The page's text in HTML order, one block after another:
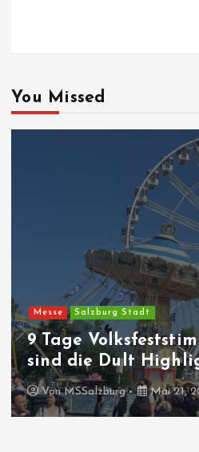
You Missed
Messe Salzburg Stadt
9 Tage
sind die Dult
VonMSSalzburg Mai 21,